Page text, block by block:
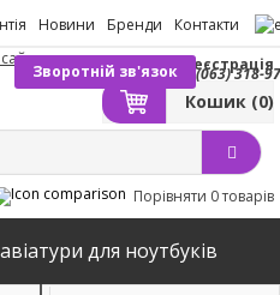
Новини Бренди Контакти
(063) 318-
Зворотній зв'язок
Вхід Реєстрація
Кошик (0)
Порівняти 0 товарів
для ноутбуків